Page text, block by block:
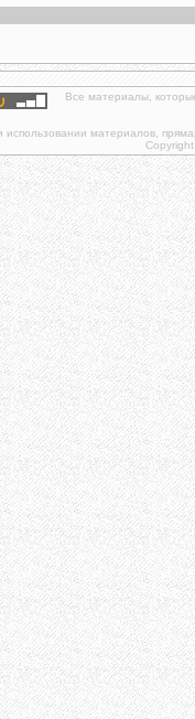
Все материалы,
использовании материалов,